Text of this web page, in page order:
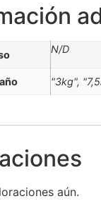
N/D
"3kg",
aún.